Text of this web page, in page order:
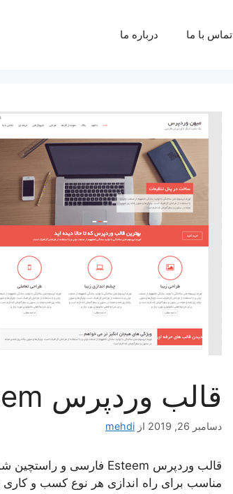
تماس با ما درباره ما
قالب وردپرس Esteem فارسی
دسامبر 26, 2019 از mehdi